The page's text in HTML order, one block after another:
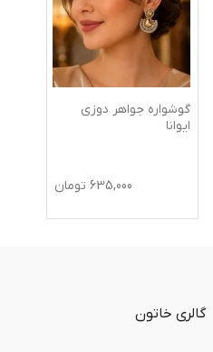
گوشواره جواهر دوزی
ایوانا
635,000 تومان
گالری خاتون